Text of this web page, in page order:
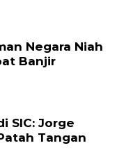
Negara Niah
Banjir
SIC: Jorge
Tangan